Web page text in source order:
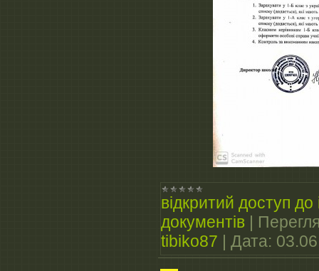
відкритий доступ до
документів |
tibiko87 | Дата: